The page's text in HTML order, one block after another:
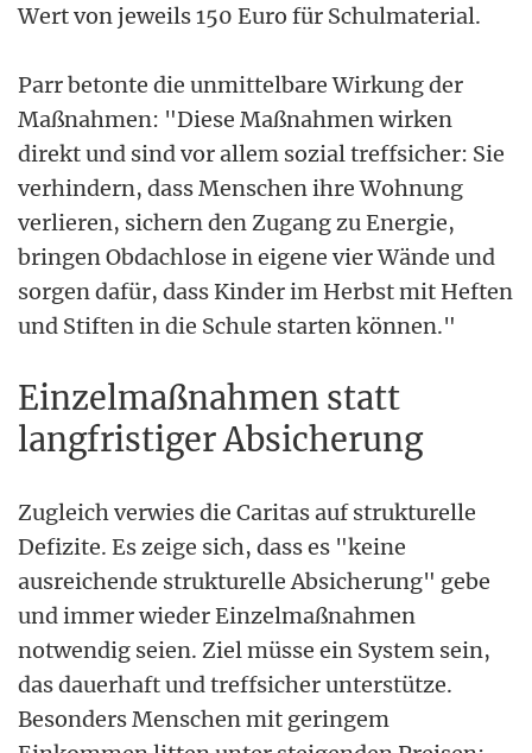
Wert von jeweils 150 Euro für Schulmaterial.
Parr betonte die unmittelbare Wirkung der
Maßnahmen: "Diese Maßnahmen wirken
direkt und sind vor allem sozial treffsicher: Sie
verhindern, dass Menschen ihre Wohnung
verlieren, sichern den Zugang zu Energie,
bringen Obdachlose in eigene vier Wände und
sorgen dafür, dass Kinder im Herbst mit Heften
und Stiften in die Schule starten können."
Einzelmaßnahmen statt
langfristiger Absicherung
Zugleich verwies die Caritas auf strukturelle
Defizite. Es zeige sich, dass es "keine
ausreichende strukturelle Absicherung" gebe
und immer wieder Einzelmaßnahmen
notwendig seien. Ziel müsse ein System sein,
das dauerhaft und treffsicher unterstütze.
Besonders Menschen mit geringem